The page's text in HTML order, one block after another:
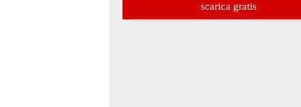
scarica gratis